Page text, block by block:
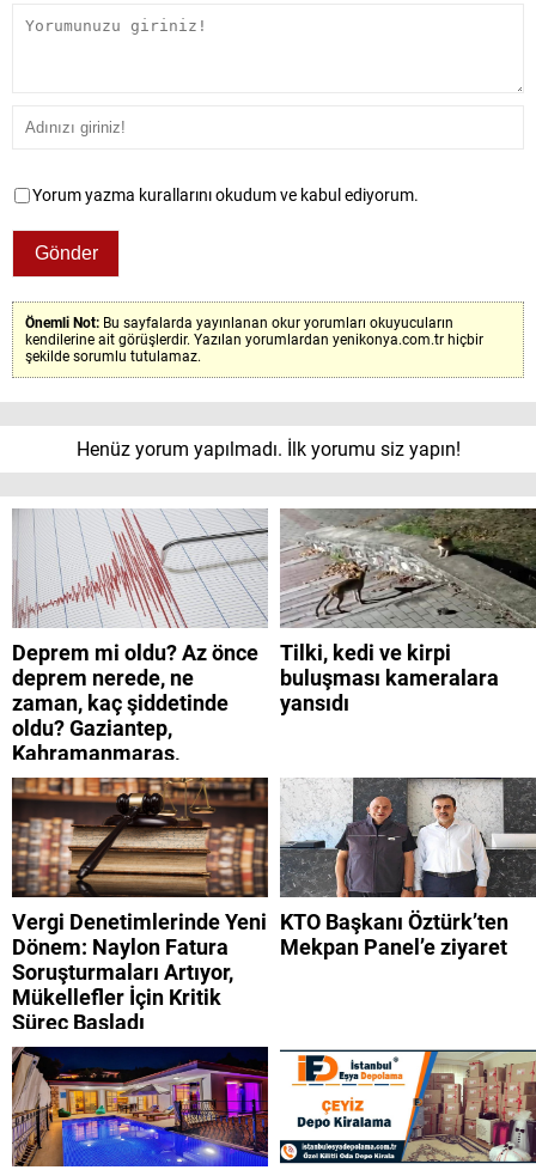
Yorum yazma kurallarını okudum ve kabul ediyorum.
Önemli Not: Bu sayfalarda yayınlanan okur yorumları okuyucuların
kendilerine ait görüşlerdir. Yazılan yorumlardan yenikonya.com.tr hiçbir
şekilde sorumlu tutulamaz.
Henüz yorum yapılmadı. İlk yorumu siz yapın!
Deprem mi oldu? Az önce
deprem nerede, ne
zaman, kaç şiddetinde
oldu? Gaziantep,
Kahramanmaraş,
Adıyaman, Şanlıurfa,
Suriye, Kilis, Hatay,
Osmaniye 9 Ağustos 2026
AFAD son depremler
listesi
Tilki, kedi ve kirpi
buluşması kameralara
yansıdı
Vergi Denetimlerinde Yeni
Dönem: Naylon Fatura
Soruşturmaları Artıyor,
Mükellefler İçin Kritik
Süreç Başladı
KTO Başkanı Öztürk’ten
Mekpan Panel’e ziyaret